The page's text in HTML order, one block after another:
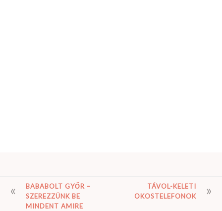
BEJEGYZÉS
NAVIGÁCIÓ
BABABOLT GYŐR –
SZEREZZÜNK BE
MINDENT AMIRE
TÁVOL-KELETI
OKOSTELEFONOK